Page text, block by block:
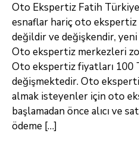
Oto Ekspertiz Fatih
esnaflar hariç oto
değildir ve değişkendir,
Oto ekspertiz merkezleri
Oto ekspertiz fiyatları 100
değişmektedir. Oto
almak isteyenler için oto
başlamadan önce alıcı ve
ödeme […]